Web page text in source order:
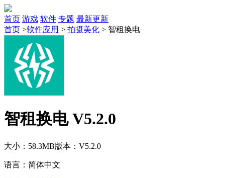
首页 游戏 软件 专题 最新更新
首页 >软件应用 > 拍摄美化 > 智租换电
智租换电 V5.2.0
大小：58.3MB版本：V5.2.0
语言：简体中文